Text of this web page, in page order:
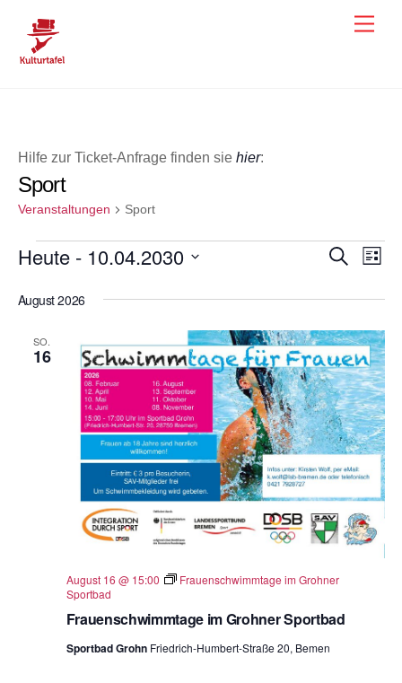
content
Hilfe zur Ticket-Anfrage finden sie hier:
Sport
Veranstaltungen Sport
Veranstaltungen
S
h
L
e
Heute - 10.04.2030
a
August 2026
SO.
16
Frauenschwimmtage im Grohner Sportbad
August 16 @ 15:00
Frauenschwimmtage im Grohner
Sportbad
Sportbad Grohn Friedrich-Humbert-Straße 20, Bemen